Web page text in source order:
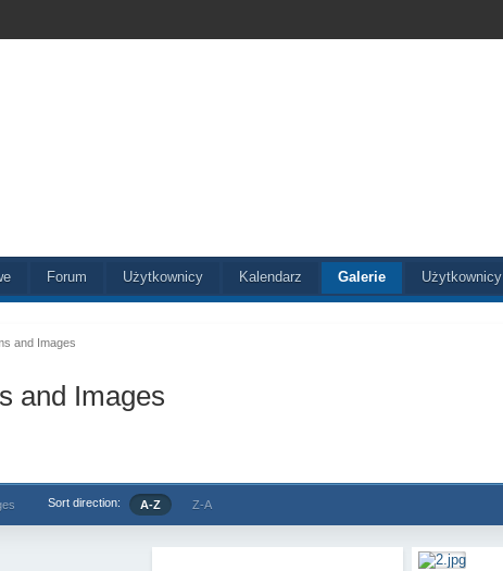
Forum Użytkownicy Kalendarz Galerie Użytkownicy
and Images
and Images
Sort direction: A-Z Z-A